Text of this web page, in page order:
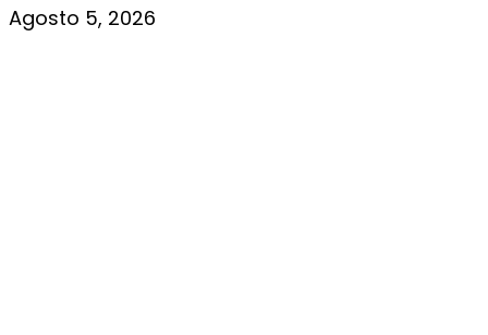
Agosto 5, 2026